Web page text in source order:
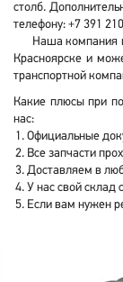
столб.
телефону: +7 391
Наша компания
Красноярске и
транспортной
Какие плюсы при
нас:
Официальные
Все запчасти
Доставляем в
У нас свой склад
Если вам нужен